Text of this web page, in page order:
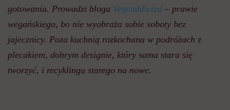
gotowania. Prowadzi bloga Vegeaddicted – prawie
wegańskiego, bo nie wyobraża sobie soboty bez
jajecznicy. Poza kuchnią rozkochana w podróżach z
plecakiem, dobrym designie, który sama stara się
tworzyć, i recyklingu starego na nowe.